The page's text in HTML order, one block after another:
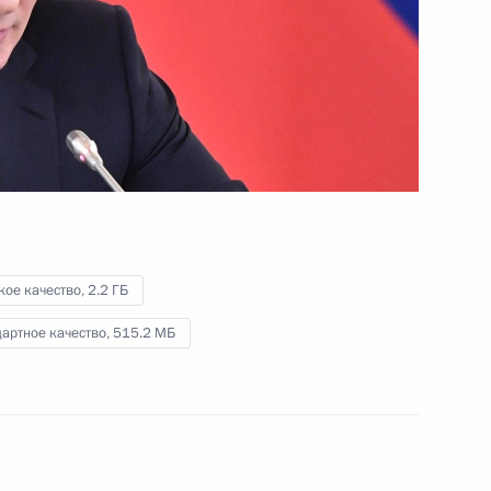
органов безопасности
и спецслужб стран СНГ
19 декабря 2017 года
качество,2.2 ГБ
качество,515.2 МБ